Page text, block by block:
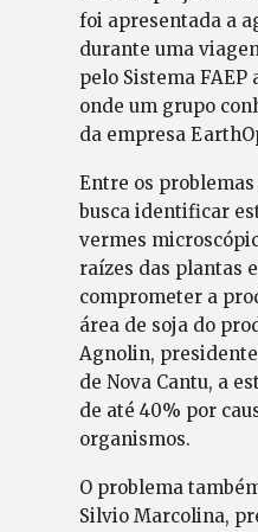
foi apresentada a
durante uma
pelo Sistema FAEP
onde um grupo
da empresa
Entre os
busca identificar
vermes
raízes das plantas
comprometer a
área de soja do
Agnolin,
de Nova Cantu, a
de até 40% por
organismos.
O problema
Silvio Marcolina,